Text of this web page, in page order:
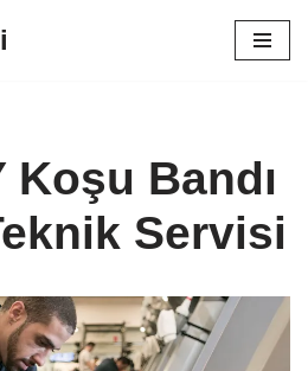
Koşu Bandı
Servisi